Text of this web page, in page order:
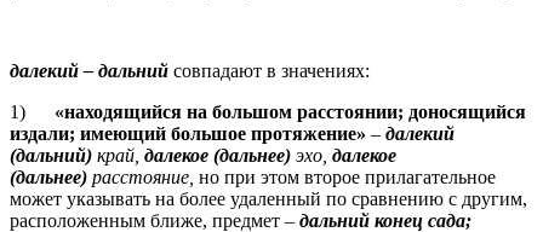
далекий – дальний совпадают в значениях:
1) «находящийся на большом расстоянии; доносящийся
издали; имеющий большое протяжение» – далекий
(дальний) край, далекое (дальнее) эхо, далекое
(дальнее) расстояние, но при этом второе прилагательное
может указывать на более удаленный по сравнению с другим,
расположенным ближе, предмет – дальний конец сада;